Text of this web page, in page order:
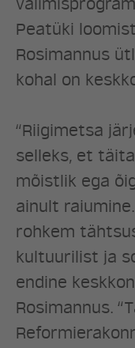
Peatüki
Rosimannus
kohal on
“Riigimetsa
selleks, et
mõistlik ega
ainult
rohkem
kultuurilist ja
endine
Rosimannus.